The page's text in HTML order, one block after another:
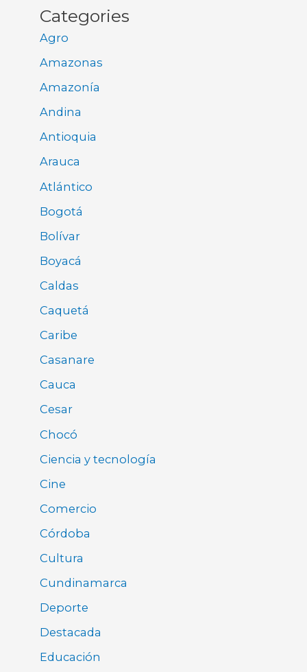
Categories
Agro
Amazonas
Amazonía
Andina
Antioquia
Arauca
Atlántico
Bogotá
Bolívar
Boyacá
Caldas
Caquetá
Caribe
Casanare
Cauca
Cesar
Chocó
Ciencia y tecnología
Cine
Comercio
Córdoba
Cultura
Cundinamarca
Deporte
Destacada
Educación